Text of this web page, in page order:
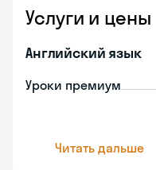
Услуги и цены
Английский язык
Уроки премиум
Читать дальше